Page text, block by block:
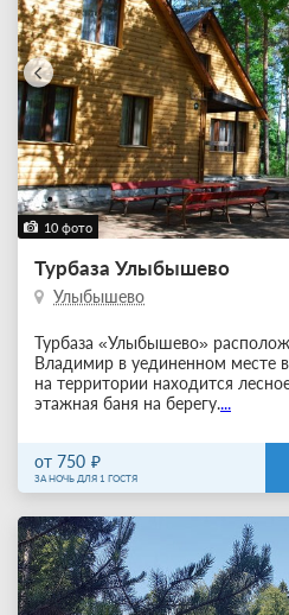
10 фото
Турбаза Улыбышево
Улыбышево
Турбаза «Улыбышево»
Владимир в уединенном месте
на территории находится
этажная баня на берегу....
от 750
ЗА НОЧЬ ДЛЯ 1 ГОСТЯ